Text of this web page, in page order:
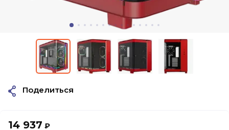
14 937 ₽
Поделиться